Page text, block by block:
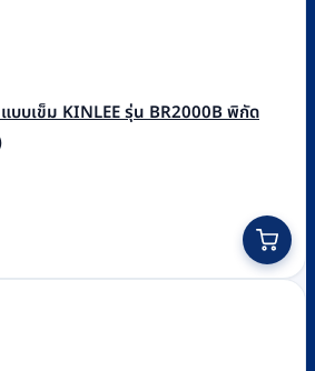
บบเข็ม KINLEE รุ่น BR2000B พิกัด